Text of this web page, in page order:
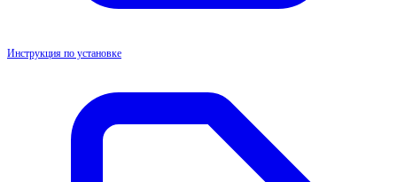
Инструкция по установке